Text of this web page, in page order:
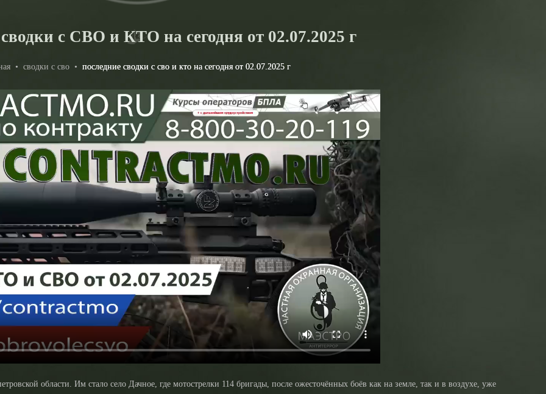
с СВО и КТО на сегодня от 02.07.2025 г
• сводки с сво • последние сводки с сво и кто на сегодня от 02.07.2025 г
области. Им стало село Дачное, где мотострелки 114 бригады, после ожесточённых боёв как на земле, так и в воздухе, уже